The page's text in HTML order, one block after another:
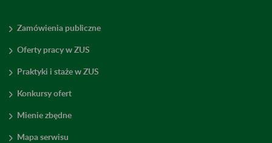
Zamówienia publiczne
Oferty pracy w ZUS
Praktyki i staże w ZUS
Konkursy ofert
Mienie zbędne
Mapa serwisu